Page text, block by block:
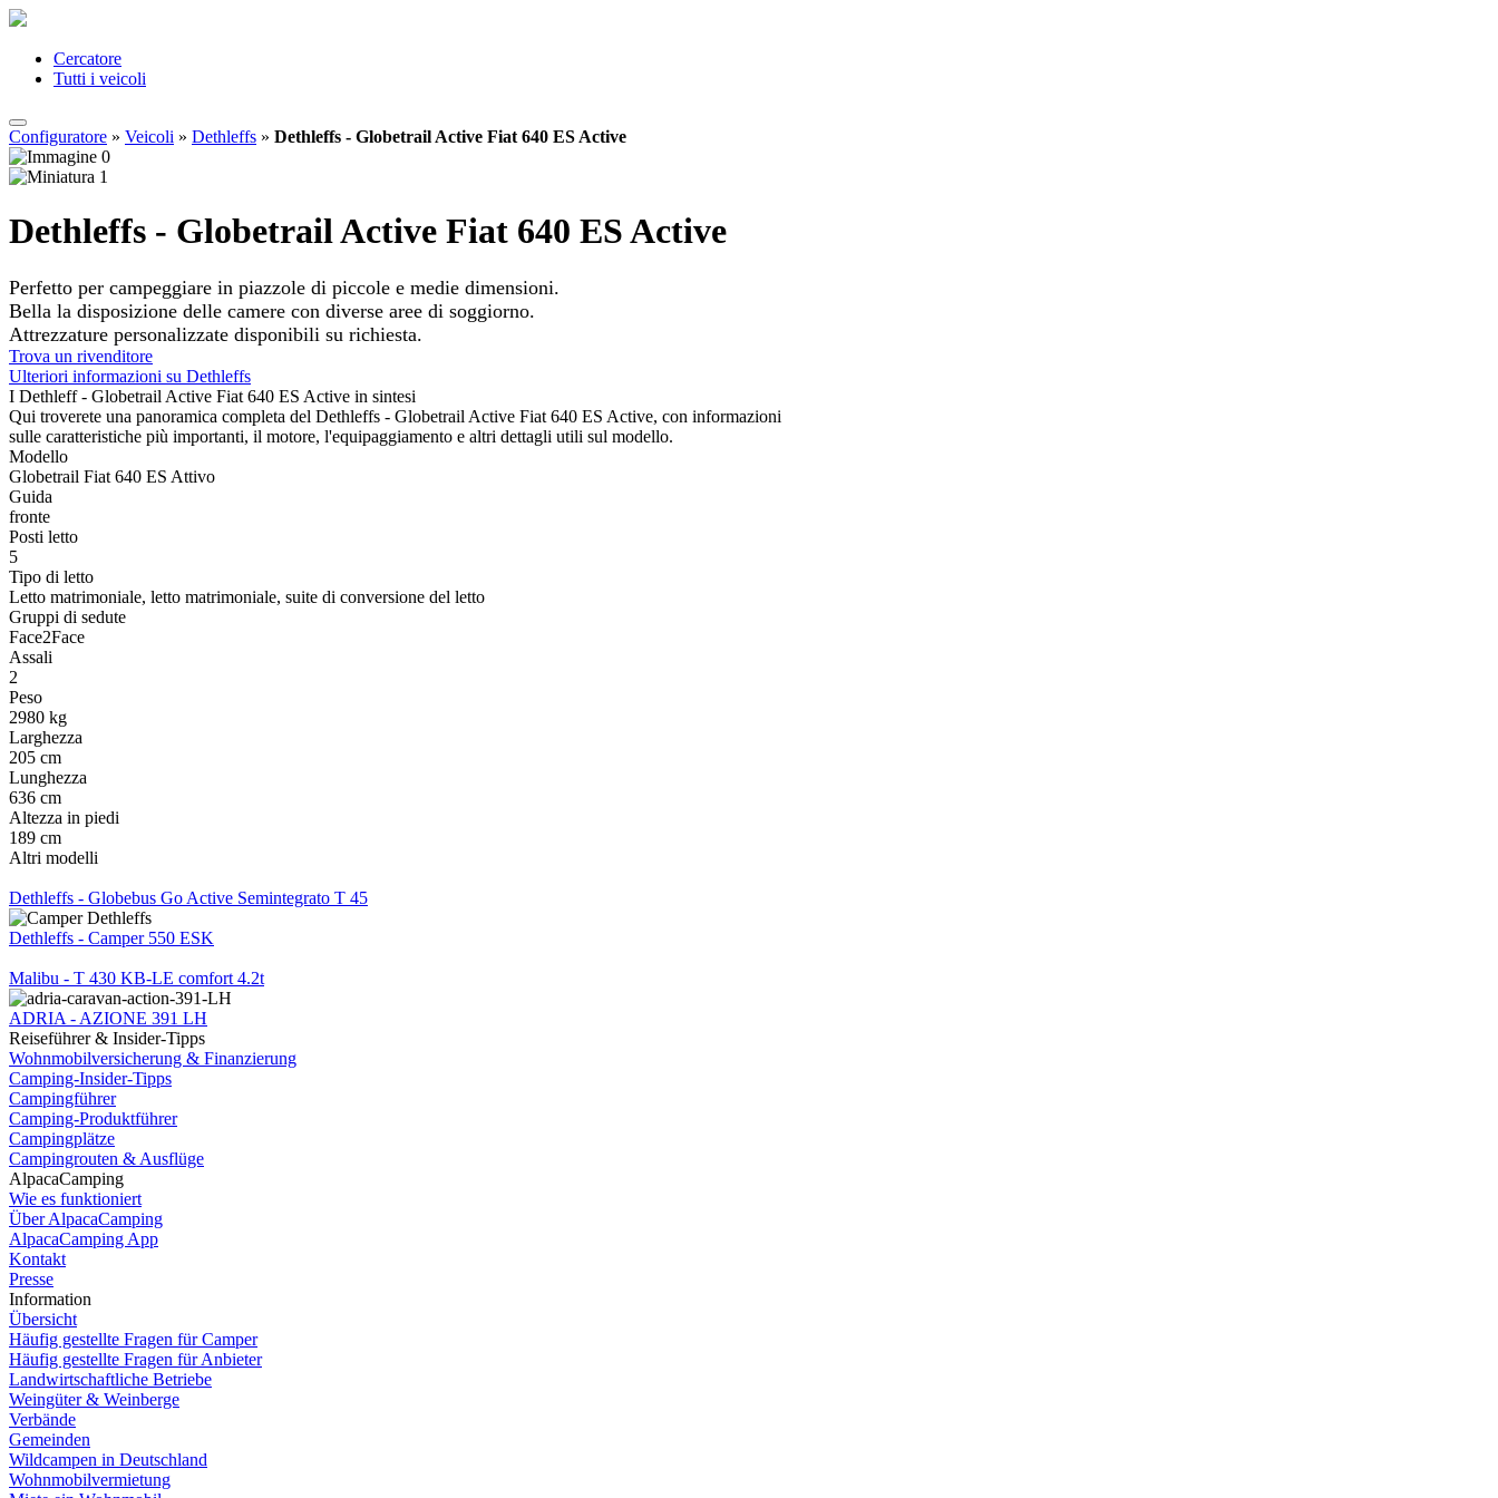
Cercatore
Tutti i veicoli
Configuratore » Veicoli » Dethleffs » Dethleffs - Globetrail Active Fiat 640 ES Active
Dethleffs - Globetrail Active Fiat 640 ES Active
Perfetto per campeggiare in piazzole di piccole e medie dimensioni.
Bella la disposizione delle camere con diverse aree di soggiorno.
Attrezzature personalizzate disponibili su richiesta.
Trova un rivenditore
Ulteriori informazioni su Dethleffs
I Dethleff - Globetrail Active Fiat 640 ES Active in sintesi
Qui troverete una panoramica completa del Dethleffs - Globetrail Active Fiat 640 ES Active, con informazioni
sulle caratteristiche più importanti, il motore, l'equipaggiamento e altri dettagli utili sul modello.
Modello
Globetrail Fiat 640 ES Attivo
Guida
fronte
Posti letto
5
Tipo di letto
Letto matrimoniale, letto matrimoniale, suite di conversione del letto
Gruppi di sedute
Face2Face
Assali
2
Peso
2980 kg
Larghezza
205 cm
Lunghezza
636 cm
Altezza in piedi
189 cm
Altri modelli
Dethleffs - Globebus Go Active Semintegrato T 45
Dethleffs - Camper 550 ESK
Malibu - T 430 KB-LE comfort 4.2t
ADRIA - AZIONE 391 LH
Reiseführer & Insider-Tipps
Wohnmobilversicherung & Finanzierung
Camping-Insider-Tipps
Campingführer
Camping-Produktführer
Campingplätze
Campingrouten & Ausflüge
AlpacaCamping
Wie es funktioniert
Über AlpacaCamping
AlpacaCamping App
Kontakt
Presse
Information
Übersicht
Häufig gestellte Fragen für Camper
Häufig gestellte Fragen für Anbieter
Landwirtschaftliche Betriebe
Weingüter & Weinberge
Verbände
Gemeinden
Wildcampen in Deutschland
Wohnmobilvermietung